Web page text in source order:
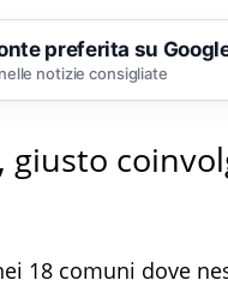
preferita su
notizie consigliate
giusto
18 comuni dove